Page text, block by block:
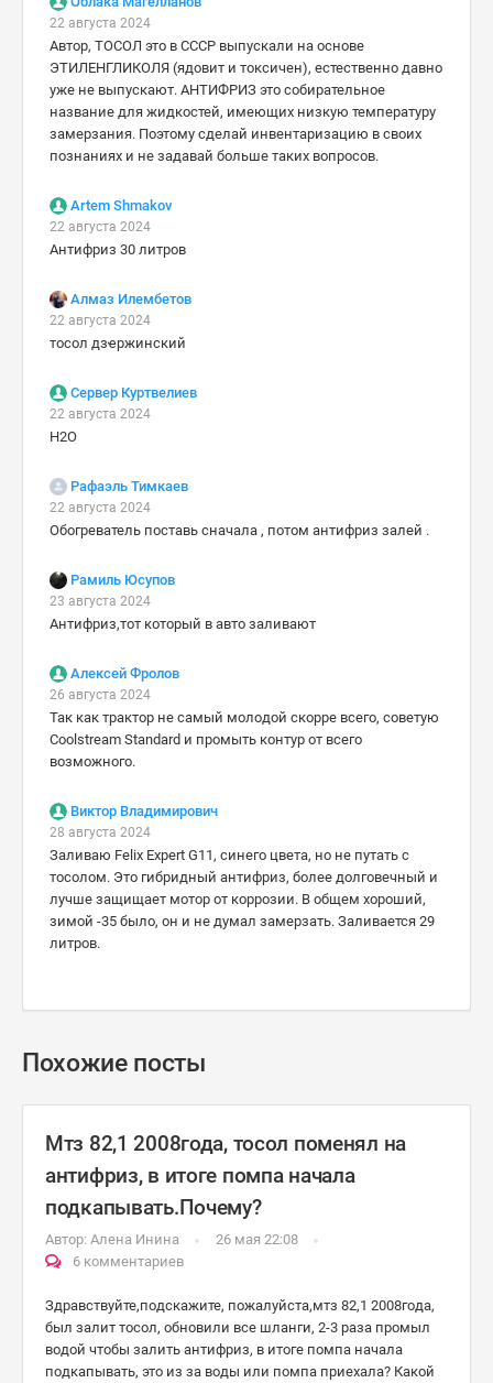
22 августа 2024
Автор, ТОСОЛ это в СССР выпускали на основе
ЭТИЛЕНГЛИКОЛЯ (ядовит и токсичен), естественно давно
уже не выпускают. АНТИФРИЗ это собирательное
название для жидкостей, имеющих низкую температуру
замерзания. Поэтому сделай инвентаризацию в своих
познаниях и не задавай больше таких вопросов.
Artem Shmakov
22 августа 2024
Антифриз 30 литров
Алмаз Илембетов
22 августа 2024
тосол дзҽржинский
Сервер Куртвелиев
22 августа 2024
H2O
Рафаэль Тимкаев
22 августа 2024
Обогреватель поставь сначала , потом антифриз залей .
Рамиль Юсупов
23 августа 2024
Антифриз,тот который в авто заливают
Алексей Фролов
26 августа 2024
Так как трактор не самый молодой скорре всего, советую
Coolstream Standard и промыть контур от всего
возможного.
Виктор Владимирович
28 августа 2024
Заливаю Felix Expert G11, синего цвета, но не путать с
тосолом. Это гибридный антифриз, более долговечный и
лучше защищает мотор от коррозии. В общем хороший,
зимой -35 было, он и не думал замерзать. Заливается 29
литров.
Похожие посты
Мтз 82,1 2008года, тосол поменял на
антифриз, в итоге помпа начала
подкапывать.Почему?
Автор: Алена Инина
26 мая 22:08
6 комментариев
Здравствуйте,подскажите, пожалуйста,мтз 82,1 2008года,
был залит тосол, обновили все шланги, 2-3 раза промыл
водой чтобы залить антифриз, в итоге помпа начала
подкапывать, это из за воды или помпа приехала? Какой